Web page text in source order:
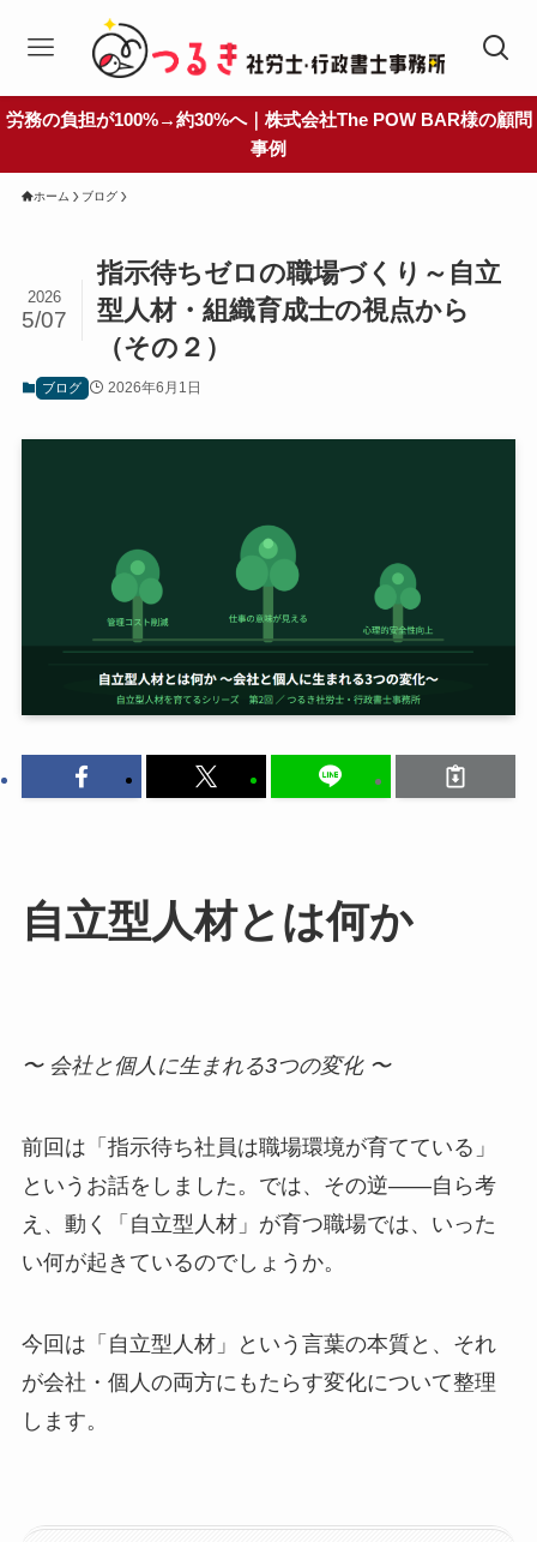
労務の負担が100%→約30%へ｜株式会社The POW BAR様の顧問
事例
ホーム ブログ
指示待ちゼロの職場づくり～自立
型人材・組織育成士の視点から
（その２）
2026
5/07
ブログ 2026年6月1日
自立型人材とは何か
〜 会社と個人に生まれる3つの変化 〜
前回は「指示待ち社員は職場環境が育てている」
というお話をしました。では、その逆——自ら考
え、動く「自立型人材」が育つ職場では、いった
い何が起きているのでしょうか。
今回は「自立型人材」という言葉の本質と、それ
が会社・個人の両方にもたらす変化について整理
します。